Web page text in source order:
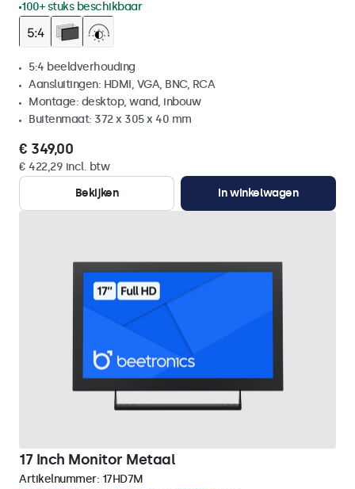
100+ stuks beschikbaar
5:4 beeldverhouding
Aansluitingen: HDMI, VGA, BNC, RCA
Montage: desktop, wand, inbouw
Buitenmaat: 372 x 305 x 40 mm
€ 349,00
€ 422,29 incl. btw
Bekijken
In winkelwagen
17 Inch Monitor Metaal
Artikelnummer: 17HD7M